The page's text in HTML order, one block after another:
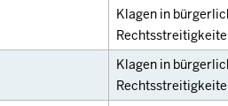
Klagen in
Klagen in